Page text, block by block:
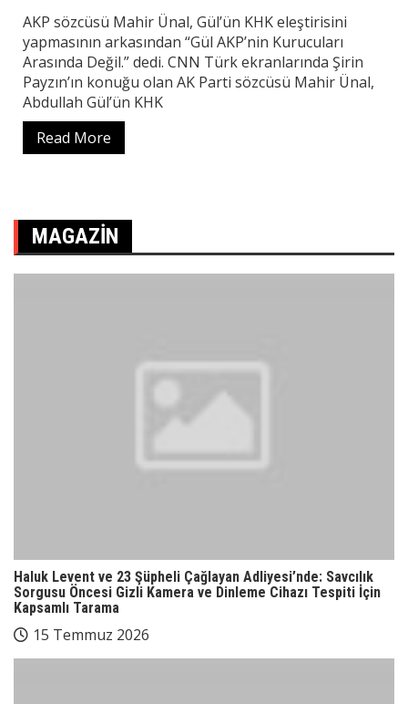
AKP sözcüsü Mahir Ünal, Gül’ün KHK eleştirisini
yapmasının arkasından “Gül AKP’nin Kurucuları
Arasında Değil.” dedi. CNN Türk ekranlarında Şirin
Payzın’ın konuğu olan AK Parti sözcüsü Mahir Ünal,
Abdullah Gül’ün KHK
Read More
MAGAZIN
Haluk Levent ve 23 Şüpheli Çağlayan Adliyesi’nde: Savcılık
Sorgusu Öncesi Gizli Kamera ve Dinleme Cihazı Tespiti İçin
Kapsamlı Tarama
15 Temmuz 2026